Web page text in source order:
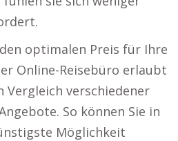
optimalen Preis für Ihre
Online-Reisebüro erlaubt
Vergleich verschiedener
So können Sie in
Möglichkeit